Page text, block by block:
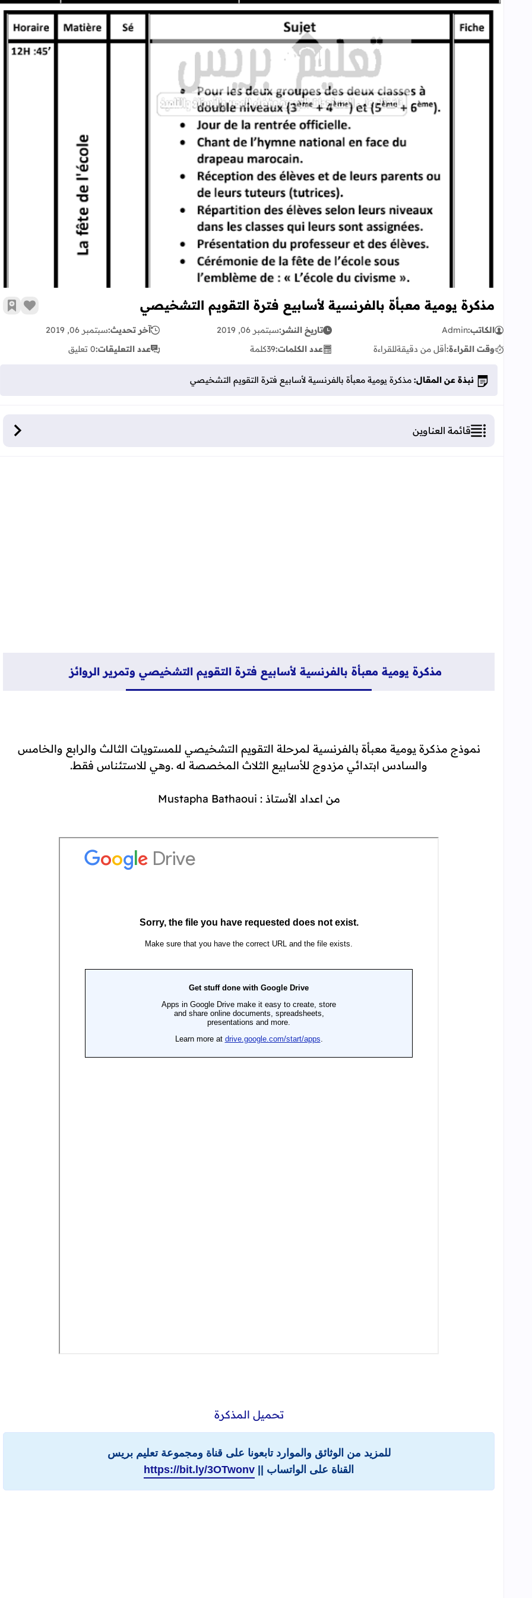
مذكرة يومية معبأة بالفرنسية لأسابيع فترة التقويم التشخيصي
مذكرة يومية معبأة بالفرنسية لأسابيع فترة التقويم التشخيصي زر
الكاتب:Admin تاريخ النشر:سبتمبر 06, 2019 آخر تحديث:سبتمبر 06, 2019
وقت القراءة:أقل من دقيقةللقراءة عدد الكلمات:39كلمة عدد التعليقات:0 تعليق
نبذة عن المقال: مذكرة يومية معبأة بالفرنسية لأسابيع فترة التقويم التشخيصي
قائمة العناوين
مذكرة يومية معبأة بالفرنسية لأسابيع فترة التقويم التشخيصي وتمرير الروائز
نموذج مذكرة يومية معبأة بالفرنسية لمرحلة التقويم التشخيصي للمستويات الثالث والرابع والخامس
والسادس ابتدائي مزدوج للأسابيع الثلاث المخصصة له .وهي للاستئناس فقط.
من اعداد الأستاذ : Mustapha Bathaoui
تحميل المذكرة
للمزيد من الوثائق والموارد تابعونا على قناة ومجموعة تعليم بريس
القناة على الواتساب || https://bit.ly/3OTwonv